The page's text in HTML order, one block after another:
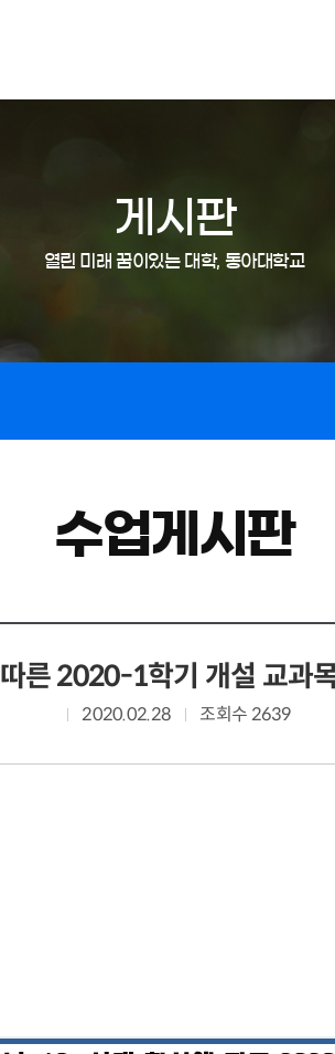
게시판
열린 미래 꿈이있는 대학, 동아대학교
수업게시판
른 2020-1학기 개설 교과
2020.02.28 조회수 2639